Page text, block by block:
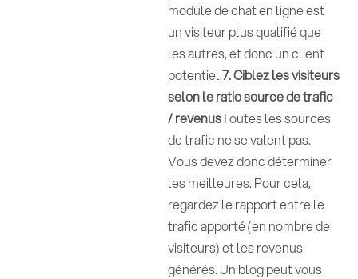
module de chat en ligne est
un visiteur plus qualifié que
les autres, et donc un client
potentiel.7. Ciblez les visiteurs
selon le ratio source de trafic
/ revenusToutes les sources
de trafic ne se valent pas.
Vous devez donc déterminer
les meilleures. Pour cela,
regardez le rapport entre le
trafic apporté (en nombre de
visiteurs) et les revenus
générés. Un blog peut vous